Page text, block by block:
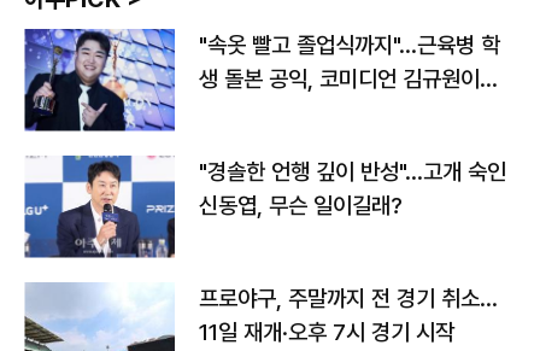
"속옷 빨고 졸업식까지"…근육병 학
생 돌본 공익, 코미디언 김규원이었
"경솔한 언행 깊이 반성"…고개 숙인
신동엽, 무슨 일이길래?
프로야구, 주말까지 전 경기 취소…
11일 재개·오후 7시 경기 시작